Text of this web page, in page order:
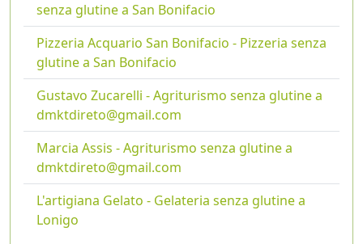
senza glutine a San Bonifacio
Pizzeria Acquario San Bonifacio - Pizzeria senza
glutine a San Bonifacio
Gustavo Zucarelli - Agriturismo senza glutine a
dmktdireto@gmail.com
Marcia Assis - Agriturismo senza glutine a
dmktdireto@gmail.com
L'artigiana Gelato - Gelateria senza glutine a
Lonigo